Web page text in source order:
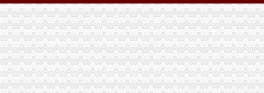
工商银行重庆渝中渝都网点信息地址_客服电话号码_营业时间查询
渝中区网站建设_妈妈分类信息网
渝中区代办公司
重庆代理记账,重庆注册公司流程,重庆工商代办,重庆财务公司重庆
重庆市渝中区对辖区内32家代理记账服务机构实行抽查_证券之星
重庆公司注册代办|重庆营业执照代办|重庆公司注册代办-页
工商动态